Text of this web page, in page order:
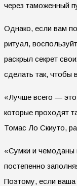
через таможенный
Однако, если вам
ритуал,
раскрыл секрет
сделать так, чтобы
«Лучше всего —
которые проходят
Томас Ло Скиуто,
«Сумки и чемоданы
постепенно
Поэтому, если ваша